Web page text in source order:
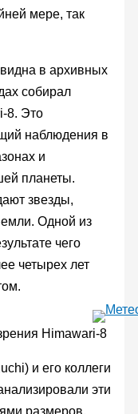
мере, так
в архивных
собирал
8. Это
наблюдения в
и
планеты.
звезды,
Одной из
чего
четырех лет
Himawari-8
и его коллеги
эти
размеров,